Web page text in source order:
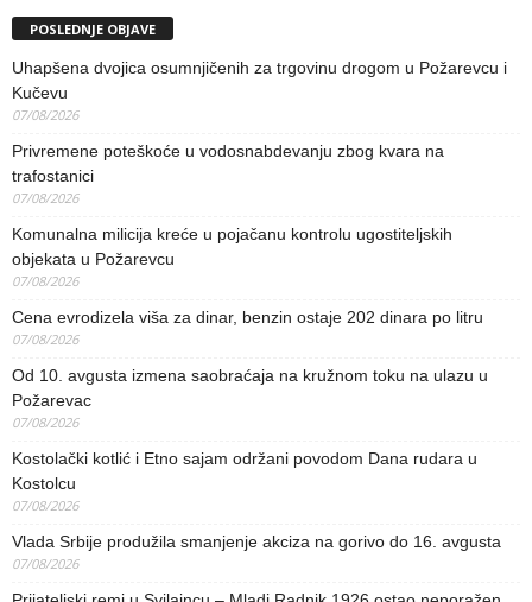
POSLEDNJE OBJAVE
Uhapšena dvojica osumnjičenih za trgovinu drogom u Požarevcu i
Kučevu
07/08/2026
Privremene poteškoće u vodosnabdevanju zbog kvara na
trafostanici
07/08/2026
Komunalna milicija kreće u pojačanu kontrolu ugostiteljskih
objekata u Požarevcu
07/08/2026
Cena evrodizela viša za dinar, benzin ostaje 202 dinara po litru
07/08/2026
Od 10. avgusta izmena saobraćaja na kružnom toku na ulazu u
Požarevac
07/08/2026
Kostolački kotlić i Etno sajam održani povodom Dana rudara u
Kostolcu
07/08/2026
Vlada Srbije produžila smanjenje akciza na gorivo do 16. avgusta
07/08/2026